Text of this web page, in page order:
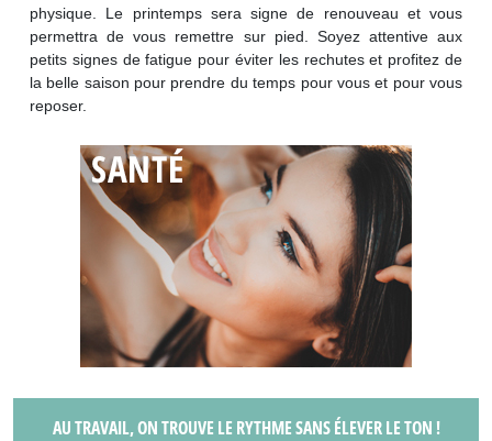
physique. Le printemps sera signe de renouveau et vous
permettra de vous remettre sur pied. Soyez attentive aux
petits signes de fatigue pour éviter les rechutes et profitez de
la belle saison pour prendre du temps pour vous et pour vous
reposer.
AU TRAVAIL, ON TROUVE LE RYTHME SANS ÉLEVER LE TON !